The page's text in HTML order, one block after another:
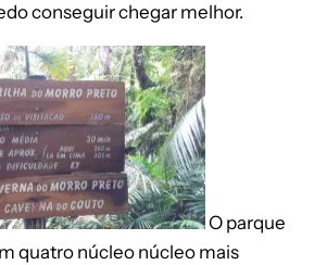
conseguir chegar melhor.
O parque
quatro núcleo núcleo mais